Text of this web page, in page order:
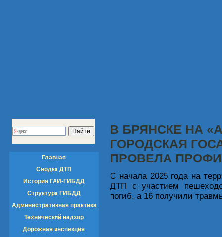
Главная
Сводка ДТП
История ГАИ-ГИБДД
Структура ГИБДД
Административная практика
Технический надзор
Дорожная инспекция
В БРЯНСКЕ НА
ГОРОДСКАЯ
ПРОВЕЛА
С начала 2025 года на
ДТП с участием
погиб, а 16 получили